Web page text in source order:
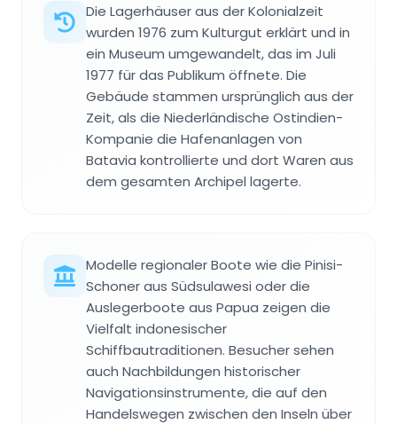
Die Lagerhäuser aus der Kolonialzeit
wurden 1976 zum Kulturgut erklärt und in
ein Museum umgewandelt, das im Juli
1977 für das Publikum öffnete. Die
Gebäude stammen ursprünglich aus der
Zeit, als die Niederländische Ostindien-
Kompanie die Hafenanlagen von
Batavia kontrollierte und dort Waren aus
dem gesamten Archipel lagerte.
Modelle regionaler Boote wie die Pinisi-
Schoner aus Südsulawesi oder die
Auslegerboote aus Papua zeigen die
Vielfalt indonesischer
Schiffbautraditionen. Besucher sehen
auch Nachbildungen historischer
Navigationsinstrumente, die auf den
Handelswegen zwischen den Inseln über